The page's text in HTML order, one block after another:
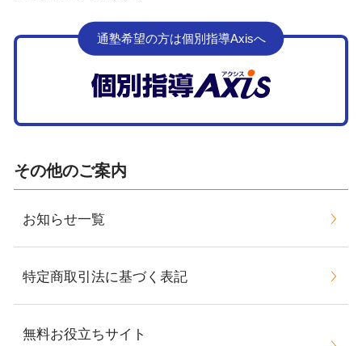
通塾希望の方は個別指導Axisへ
その他のご案内
お知らせ一覧
特定商取引法に基づく表記
無料お役立ちサイト